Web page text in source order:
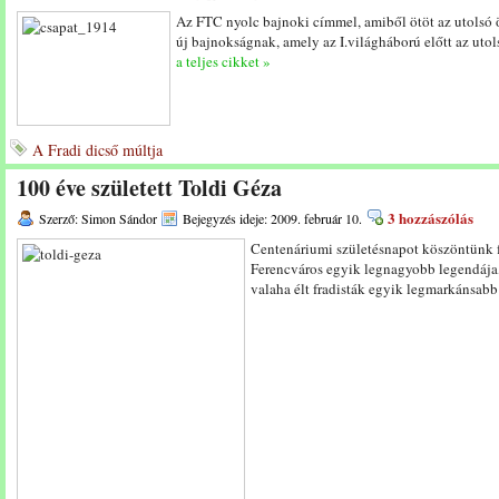
Az FTC nyolc bajnoki címmel, amiből ötöt az utolsó
új bajnokságnak, amely az I.világháború előtt az
a teljes cikket »
A Fradi dicső múltja
100 éve született Toldi Géza
Szerző: Simon Sándor Bejegyzés ideje: 2009. február 10. 3 hozzászólás
Centenáriumi születésnapot köszöntünk
Ferencváros egyik legnagyobb
valaha élt fradisták egyik